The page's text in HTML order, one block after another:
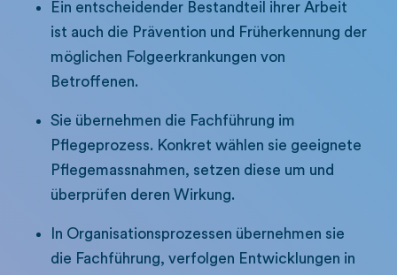
Ein entscheidender Bestandteil ihrer Arbeit
ist auch die Prävention und Früherkennung der
möglichen Folgeerkrankungen von
Betroffenen.
Sie übernehmen die Fachführung im
Pflegeprozess. Konkret wählen sie geeignete
Pflegemassnahmen, setzen diese um und
überprüfen deren Wirkung.
In Organisationsprozessen übernehmen sie
die Fachführung, verfolgen Entwicklungen in